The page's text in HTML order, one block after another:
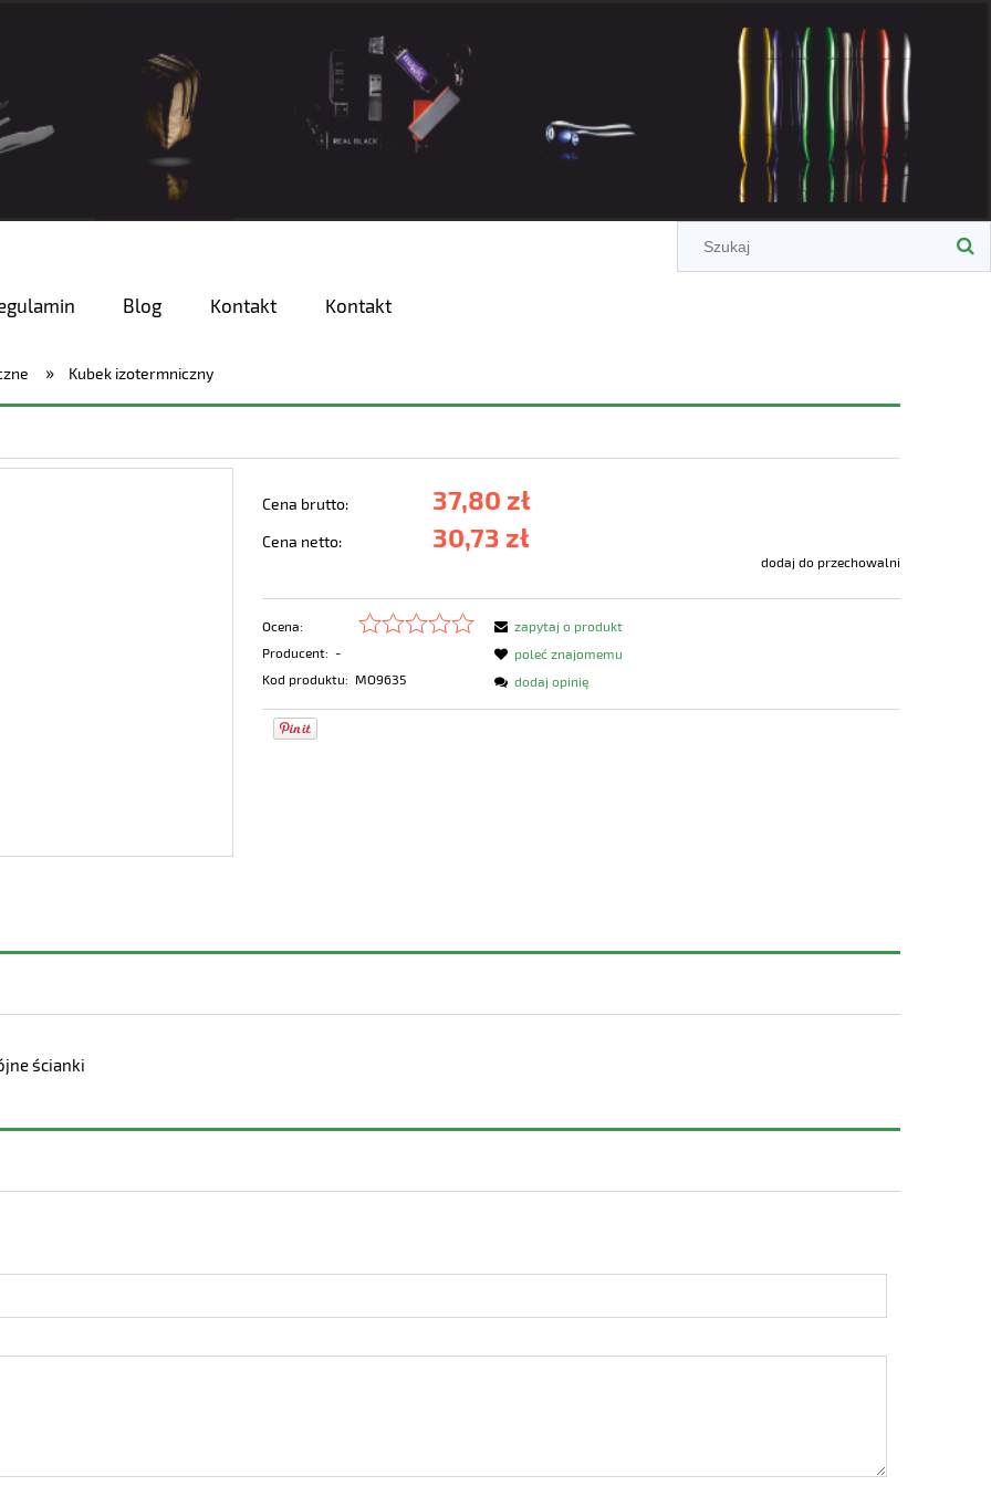
Blog Kontakt Kontakt
» Kubek izotermniczny
Cena brutto: 37,80 zł
Cena netto: 30,73 zł
dodaj do przechowalni
Ocena:
Producent: -
Kod produktu: MO9635
zapytaj o produkt
poleć znajomemu
dodaj opinię
ścianki